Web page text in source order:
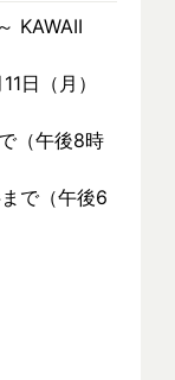
KAWAII
日（月）
（午後8時
で（午後6